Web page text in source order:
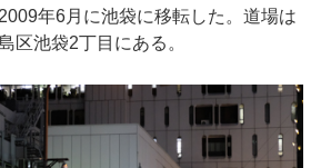
年6月に池袋に移転した。道場は
区池袋2丁目にある。